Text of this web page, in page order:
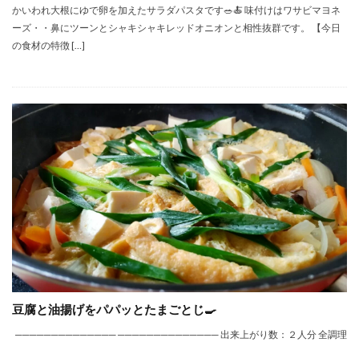
かいわれ大根にゆで卵を加えたサラダパスタです🥗🍝 味付けはワサビマヨネ
ーズ・・鼻にツーンとシャキシャキレッドオニオンと相性抜群です。 【今日
の食材の特徴 […]
豆腐と油揚げをパパッとたまごとじ🍳
────────────── ────────────── 出来上がり数：２人分 全調理